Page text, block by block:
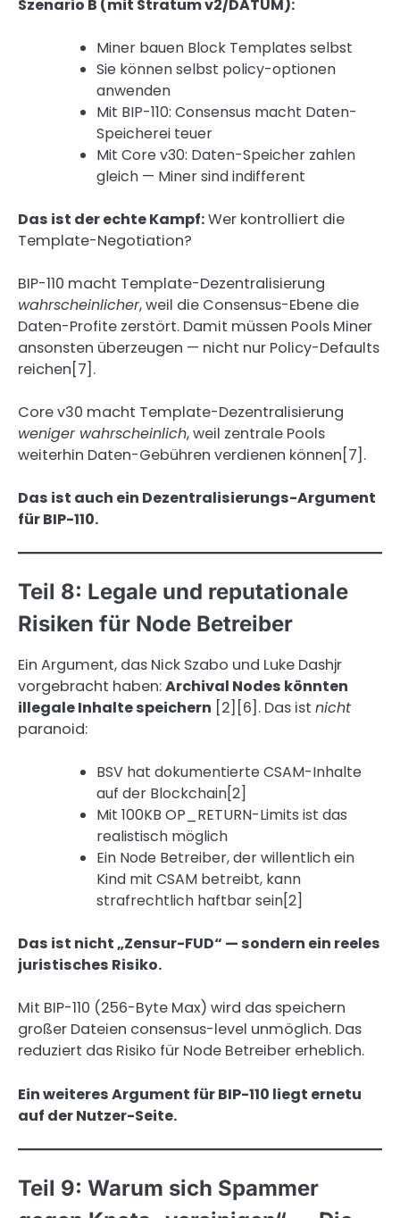
Szenario B (mit Stratum v2/DATUM):
Miner bauen Block Templates selbst
Sie können selbst policy-optionen
anwenden
Mit BIP-110: Consensus macht Daten-
Speicherei teuer
Mit Core v30: Daten-Speicher zahlen
gleich — Miner sind indifferent
Das ist der echte Kampf:Wer kontrolliert die
Template-Negotiation?
BIP-110 macht Template-Dezentralisierung
wahrscheinlicher, weil die Consensus-Ebene die
Daten-Profite zerstört. Damit müssen Pools Miner
ansonsten überzeugen — nicht nur Policy-Defaults
reichen[7].
Core v30 macht Template-Dezentralisierung
weniger wahrscheinlich, weil zentrale Pools
weiterhin Daten-Gebühren verdienen können[7].
Das ist auch ein Dezentralisierungs-Argument
für BIP-110.
Teil 8: Legale und reputationale
Risiken für Node Betreiber
Ein Argument, das Nick Szabo und Luke Dashjr
vorgebracht haben:Archival Nodes könnten
illegale Inhalte speichern [2][6]. Das ist nicht
paranoid:
BSV hat dokumentierte CSAM-Inhalte
auf der Blockchain[2]
Mit 100KB OP_RETURN-Limits ist das
realistisch möglich
Ein Node Betreiber, der willentlich ein
Kind mit CSAM betreibt, kann
strafrechtlich haftbar sein[2]
Das ist nicht „Zensur-FUD“ — sondern ein reeles
juristisches Risiko.
Mit BIP-110 (256-Byte Max) wird das speichern
großer Dateien consensus-level unmöglich. Das
reduziert das Risiko für Node Betreiber erheblich.
Ein weiteres Argument für BIP-110 liegt ernetu
auf der Nutzer-Seite.
Teil 9: Warum sich Spammer